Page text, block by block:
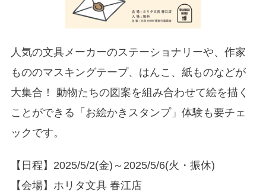
人気の文具メーカーのステーショナリーや、作家
もののマスキングテープ、はんこ、紙ものなどが
大集合！ 動物たちの図案を組み合わせて絵を描く
ことができる「お絵かきスタンプ」体験も要チェ
ックです。
【日程】2025/5/2(金)～2025/5/6(火・振休)
【会場】ホリタ文具 春江店